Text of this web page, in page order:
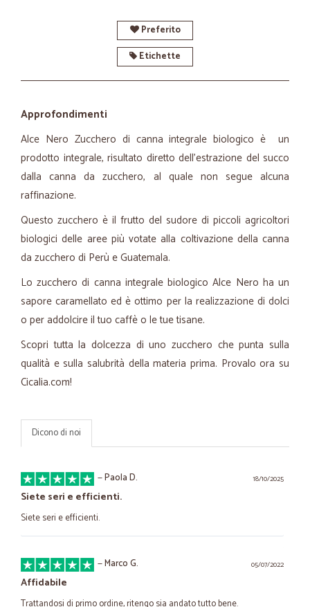
Preferito
Etichette
Approfondimenti
Alce Nero Zucchero di canna integrale biologico è un
prodotto integrale, risultato diretto dell’estrazione del succo
dalla canna da zucchero, al quale non segue alcuna
raffinazione.
Questo zucchero è il frutto del sudore di piccoli agricoltori
biologici delle aree più votate alla coltivazione della canna
da zucchero di Perù e Guatemala.
Lo zucchero di canna integrale biologico Alce Nero ha un
sapore caramellato ed è ottimo per la realizzazione di dolci
o per addolcire il tuo caffè o le tue tisane.
Scopri tutta la dolcezza di uno zucchero che punta sulla
qualità e sulla salubrità della materia prima. Provalo ora su
Cicalia.com!
Dicono di noi
18/10/2025
—Paola D.
Siete seri e efficienti.
Siete seri e efficienti.
05/07/2022
—Marco G.
Affidabile
Trattandosi di primo ordine, ritengo sia andato tutto bene.